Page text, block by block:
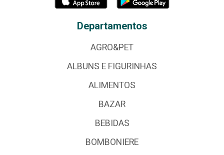
Departamentos
AGRO&PET
ALBUNS E FIGURINHAS
ALIMENTOS
BAZAR
BEBIDAS
BOMBONIERE